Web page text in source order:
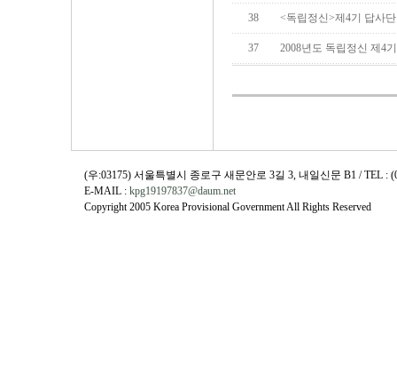
38 <독립정신>제4기 답사
37 2008년도 독립정신 제4
(우:03175) 서울특별시 종로구 새문안로 3길 3, 내일신문 B1 / TEL :
E-MAIL : kpg19197837@daum.net
Copyright 2005 Korea Provisional Government All Rights Reserved